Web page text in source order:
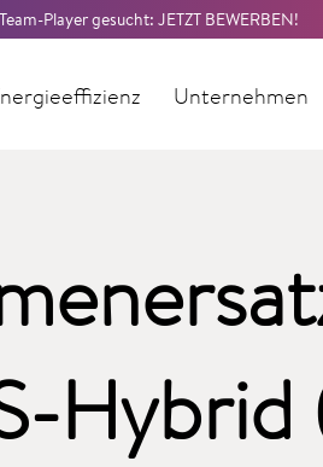
Team-Player gesucht: JETZT BEWERBEN!
Unternehmen
Hybrid